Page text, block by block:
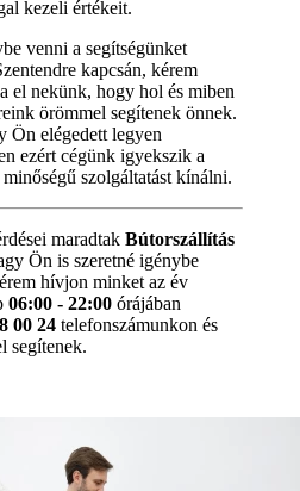
kezeli értékeit.
venni a segítségünket
kapcsán, kérem
el nekünk, hogy hol és miben
örömmel segítenek önnek.
Ön elégedett legyen
ezért cégünk igyekszik a
szolgáltatást kínálni.
maradtak Bútorszállítás
Ön is szeretné igénybe
hívjon minket az év
06:00 - 22:00 órájában
00 24 telefonszámunkon és
segítenek.